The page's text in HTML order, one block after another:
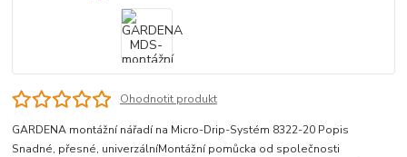
Ohodnotit produkt
GARDENA montážní nářadí na Micro-Drip-Systém 8322-20 Popis
Snadné, přesné, univerzálníMontážní pomůcka od společnosti